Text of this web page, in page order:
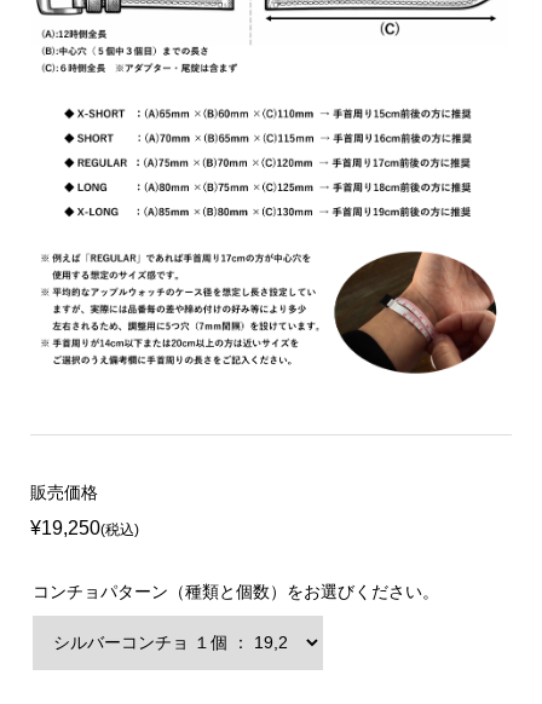
販売価格
¥19,250(税込)
コンチョパターン（種類と個数）をお選びください。